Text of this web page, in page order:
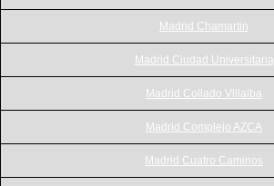
Madrid Chamartin
Madrid Ciudad Universitaria
Madrid Collado Villalba
Madrid Complejo AZCA
Madrid Cuatro Caminos